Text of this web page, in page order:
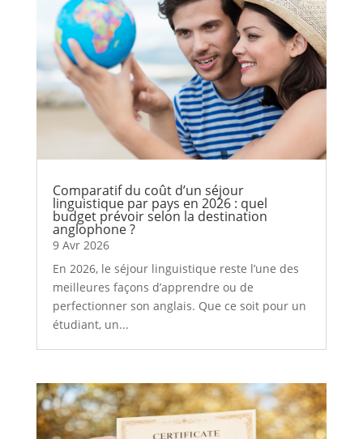
Comparatif du coût d’un séjour
linguistique par pays en 2026 : quel
budget prévoir selon la destination
anglophone ?
9 Avr 2026
En 2026, le séjour linguistique reste l’une des
meilleures façons d’apprendre ou de
perfectionner son anglais. Que ce soit pour un
étudiant, un...